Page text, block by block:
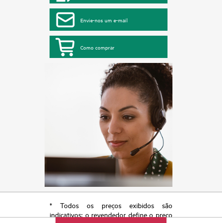
Envie-nos um e-mail
Como comprar
* Todos os preços exibidos são
indicativos; o revendedor define o preço